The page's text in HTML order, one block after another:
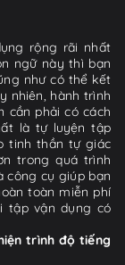
rộng rãi nhất
ngữ này thì bạn
như có thể kết
nhiên, hành trình
cần phải có cách
là tự luyện tập
tinh thần tự giác
trong quá trình
công cụ giúp bạn
toàn miễn phí
tập vận dụng có
trình độ tiếng